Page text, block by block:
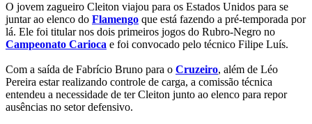
O jovem zagueiro Cleiton viajou para os Estados Unidos para se
juntar ao elenco do Flamengo que está fazendo a pré-temporada por
lá. Ele foi titular nos dois primeiros jogos do Rubro-Negro no
Campeonato Carioca e foi convocado pelo técnico Filipe Luís.
Com a saída de Fabrício Bruno para o Cruzeiro, além de Léo
Pereira estar realizando controle de carga, a comissão técnica
entendeu a necessidade de ter Cleiton junto ao elenco para repor
ausências no setor defensivo.